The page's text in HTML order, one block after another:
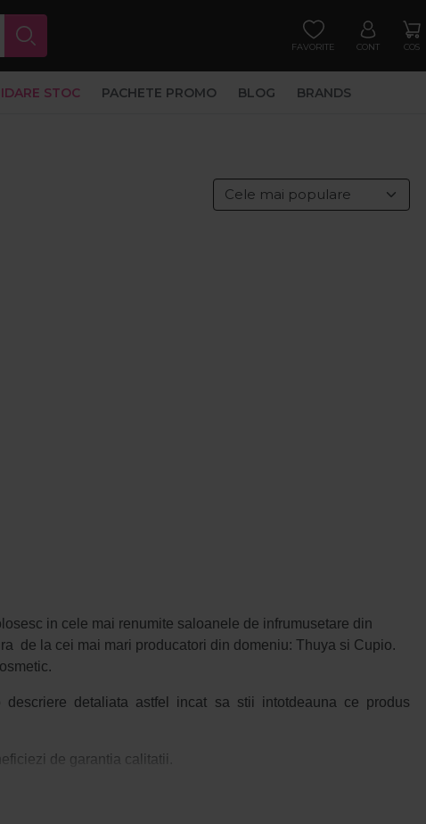
FAVORITE CONT COS
STOC PACHETE PROMO BLOG BRANDS
in cele mai renumite saloanele de infrumusetare din
de la cei mai mari producatori din domeniu: Thuya si Cupio.
detaliata astfel incat sa stii intotdeauna ce produs
de garantia calitatii.